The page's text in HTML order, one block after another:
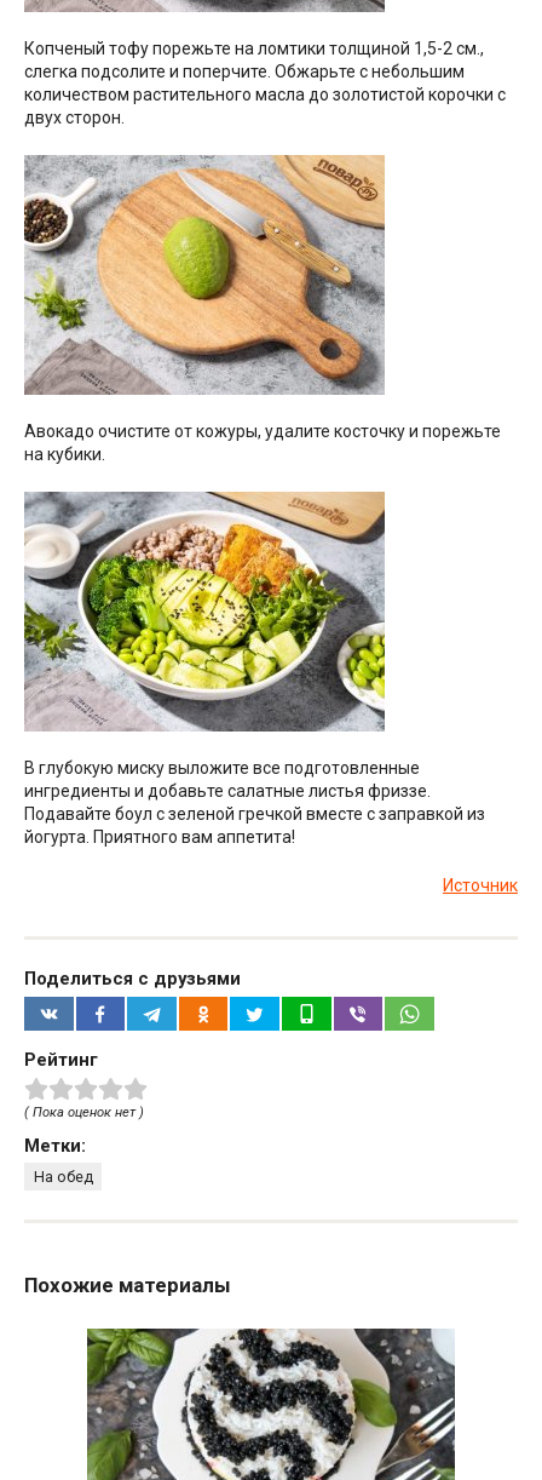
Копченый тофу порежьте на ломтики толщиной 1,5-2 см.,
слегка подсолите и поперчите. Обжарьте с небольшим
количеством растительного масла до золотистой корочки с
двух сторон.
Авокадо очистите от кожуры, удалите косточку и порежьте
на кубики.
В глубокую миску выложите все подготовленные
ингредиенты и добавьте салатные листья фриззе.
Подавайте боул с зеленой гречкой вместе с заправкой из
йогурта. Приятного вам аппетита!
Источник
Поделиться с друзьями
Рейтинг
( Пока оценок нет )
Метки:
На обед
Похожие материалы